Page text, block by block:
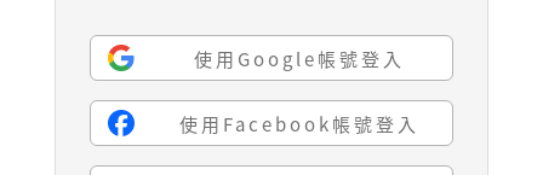
使用Google帳號登入
使用Facebook帳號登入